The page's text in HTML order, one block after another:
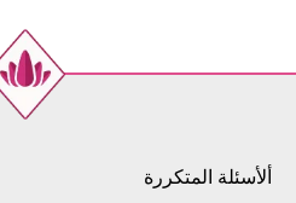
ألأسئلة المتكررة